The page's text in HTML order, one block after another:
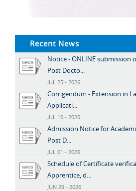
Recent News
Notice - ONLINE submission
Post Docto...
JUL 25 - 2026
Corrigendum - Extension in
Applicati...
JUL 10 - 2026
Admission Notice for
Post D...
JUL 01 - 2026
Schedule of Certificate
Apprentice, d...
JUN 29 - 2026